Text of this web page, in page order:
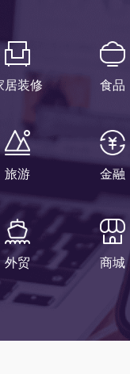
居装修 食品
旅游 金融
外贸 商城